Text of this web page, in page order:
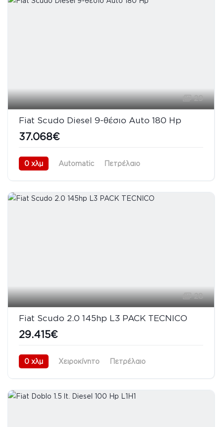
29
Fiat Scudo Diesel 9-θέσιο Auto 180 Hp
37.068€
0 χλμ Automatic
Πετρέλαιο
28
Fiat Scudo 2.0 145hp L3 PACK TECNICO
29.415€
0 χλμ Χειροκίνητο
Πετρέλαιο